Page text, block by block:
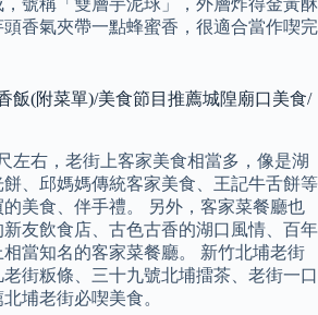
號稱「雙層芋泥球」，外層炸得金黃酥
香氣夾帶一點蜂蜜香，很適合當作喫完
飯(附菜單)/美食節目推薦城隍廟口美食/
左右，老街上客家美食相當多，像是湖
、邱媽媽傳統客家美食、王記牛舌餅等
美食、伴手禮。 另外，客家菜餐廳也
友飲食店、古色古香的湖口風情、百年
當知名的客家菜餐廳。 新竹北埔老街
街粄條、三十九號北埔擂茶、老街一口
埔老街必喫美食。